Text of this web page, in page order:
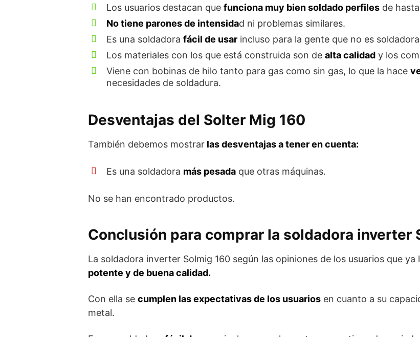
Los usuarios destacan que funciona muy bien soldado perfiles de
No tiene parones de intensidad ni problemas similares.
Es una soldadora fácil de usar incluso para la gente que no es
Los materiales con los que está construida son de alta calidad y los
Viene con bobinas de hilo tanto para gas como sin gas, lo que la hace
necesidades de soldadura.
Desventajas del Solter Mig 160
También debemos mostrar las desventajas a tener en cuenta:
Es una soldadora más pesada que otras máquinas.
No se han encontrado productos.
Conclusión para comprar la soldadora inverter
La soldadora inverter Solmig 160 según las opiniones de los usuarios que
potente y de buena calidad.
Con ella se cumplen las expectativas de los usuarios en cuanto a su
metal.